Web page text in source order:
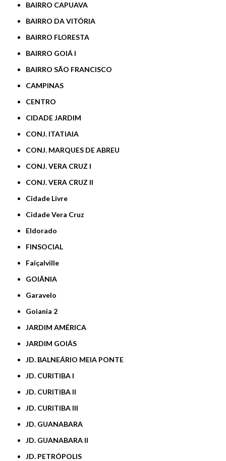
BAIRRO CAPUAVA
BAIRRO DA VITÓRIA
BAIRRO FLORESTA
BAIRRO GOIÁ I
BAIRRO SÃO FRANCISCO
CAMPINAS
CENTRO
CIDADE JARDIM
CONJ. ITATIAIA
CONJ. MARQUES DE ABREU
CONJ. VERA CRUZ I
CONJ. VERA CRUZ II
Cidade Livre
Cidade Vera Cruz
Eldorado
FINSOCIAL
Faiçalville
GOIÂNIA
Garavelo
Goiania 2
JARDIM AMÉRICA
JARDIM GOIÁS
JD. BALNEÁRIO MEIA PONTE
JD. CURITIBA I
JD. CURITIBA II
JD. CURITIBA III
JD. GUANABARA
JD. GUANABARA II
JD. PETRÓPOLIS